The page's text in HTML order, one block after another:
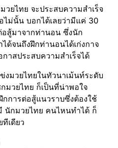
ยไทย จะประสบความสำเร็จ
ไม่นั้น บอกได้เลยว่ามีแค่ 30
อสู้มาจากท่านอน ซึ่งนัก
ด้จนถึงฝึกท่านอนได้เก่งกาจ
าสประสบความสำเร็จได้
มวยไทยในทัวนาเม้นท์ระดับ
มวยไทย ก็เป็นที่น่าพอใจ
กการต่อสู้แนวราบซึ่งต้องใช้
นักมวยไทย คนไหนทำได้ ก็
เดียว